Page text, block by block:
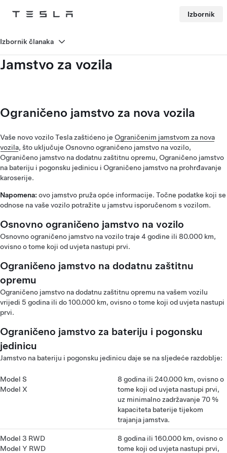
Tesla Izbornik
Jamstvo za vozila
Ograničeno jamstvo za nova vozila
Vaše novo vozilo Tesla zaštićeno je Ograničenim jamstvom za nova
vozila, što uključuje Osnovno ograničeno jamstvo na vozilo,
Ograničeno jamstvo na dodatnu zaštitnu opremu, Ograničeno jamstvo
na bateriju i pogonsku jedinicu i Ograničeno jamstvo na prohrđavanje
karoserije.
Napomena: ovo jamstvo pruža opće informacije. Točne podatke koji se
odnose na vaše vozilo potražite u jamstvu isporučenom s vozilom.
Osnovno ograničeno jamstvo na vozilo
Osnovno ograničeno jamstvo na vozilo traje 4 godine ili 80.000 km,
ovisno o tome koji od uvjeta nastupi prvi.
Ograničeno jamstvo na dodatnu zaštitnu
opremu
Ograničeno jamstvo na dodatnu zaštitnu opremu na vašem vozilu
vrijedi 5 godina ili do 100.000 km, ovisno o tome koji od uvjeta nastupi
prvi.
Ograničeno jamstvo za bateriju i pogonsku
jedinicu
Jamstvo na bateriju i pogonsku jedinicu daje se na sljedeće razdoblje:
Model S
Model X
8 godina ili 240.000 km, ovisno o
tome koji od uvjeta nastupi prvi,
uz minimalno zadržavanje 70 %
kapaciteta baterije tijekom
trajanja jamstva.
Model 3 RWD
Model Y RWD
8 godina ili 160.000 km, ovisno o
tome koji od uvjeta nastupi prvi,
Izbornik članaka